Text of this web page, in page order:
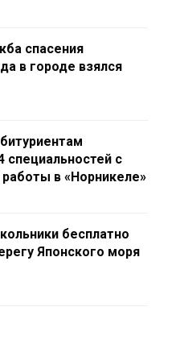
спасения
в городе взялся
специальностей с
в «Норникеле»
бесплатно
Японского моря